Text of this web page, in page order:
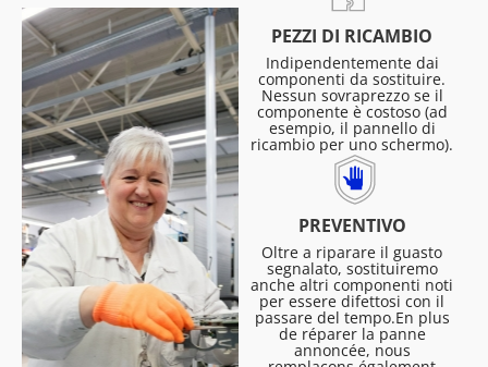
PEZZI DI RICAMBIO
Indipendentemente dai
componenti da sostituire.
Nessun sovraprezzo se il
componente è costoso (ad
esempio, il pannello di
ricambio per uno schermo).
PREVENTIVO
Oltre a riparare il guasto
segnalato, sostituiremo
anche altri componenti noti
per essere difettosi con il
passare del tempo.En plus
de réparer la panne
annoncée, nous